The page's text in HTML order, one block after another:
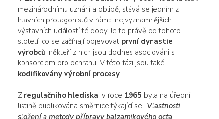
mezinárodnímu uznání a oblibě, stává se jedním z
hlavních protagonistů v rámci nejvýznamnějších
výstavních událostí té doby. Je to právě od tohoto
století, co se začínají objevovat první dynastie
výrobců, někteří z nich jsou dodnes asociováni s
konsorciem pro ochranu. V této fázi jsou také
kodifikovány výrobní procesy.
Z regulačního hlediska, v roce 1965 byla na úřední
listině publikována směrnice týkající se „Vlastnosti
složení a metody přípravy balzamikového octa